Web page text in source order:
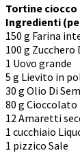
Tortine
Ingredienti
150 g Farina
100 g Zucchero
1 Uovo grande
5 g Lievito in
30 g Olio Di
80 g
12 Amaretti
1 cucchiaio
1 pizzico Sale